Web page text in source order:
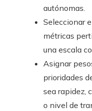
autónomas.
Seleccionar
métricas
una escala
Asignar
prioridades
sea rapidez,
o nivel de